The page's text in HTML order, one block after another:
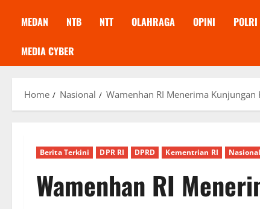
MEDAN NTB NTT OLAHRAGA OPINI POLRI
MEDIA CYBER
Home Nasional Wamenhan RI Menerima
Berita Terkini DPR RI DPRD Kementrian RI Nasional
Wamenhan RI